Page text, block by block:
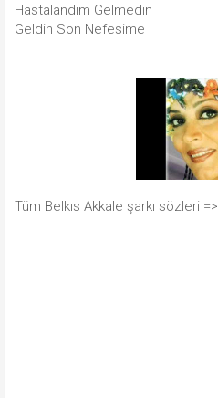
Hastalandım Gelmedin
Geldin Son Nefesime
Tüm Belkıs Akkale şarkı sözleri =>